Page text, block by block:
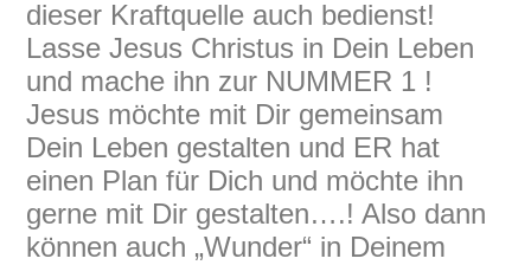
dieser Kraftquelle auch bedienst!
Lasse Jesus Christus in Dein Leben
und mache ihn zur NUMMER 1 !
Jesus möchte mit Dir gemeinsam
Dein Leben gestalten und ER hat
einen Plan für Dich und möchte ihn
gerne mit Dir gestalten….! Also dann
können auch „Wunder“ in Deinem